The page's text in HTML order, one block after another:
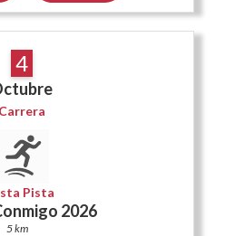
4
Carrera
Pista
2026
5 km